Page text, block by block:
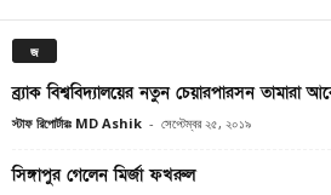
জ
ব্র্যাক বিশ্ববিদ্যালয়ের নতুন চেয়ারপারসন তামারা
স্টাফ রিপোর্টারঃ MD Ashik - সেপ্টেম্বর ২৫, ২০১৯
সিঙ্গাপুর গেলেন মির্জা ফখরুল